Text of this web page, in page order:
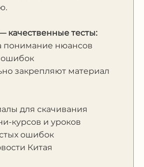
качественные тесты:
понимание нюансов
закрепляют материал
для скачивания
курсов и уроков
ошибок
Китая